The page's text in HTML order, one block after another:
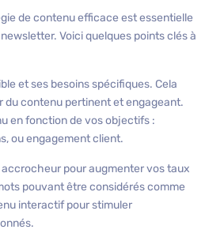
de contenu efficace est essentielle
Voici quelques points clés à
et ses besoins spécifiques. Cela
du contenu pertinent et engageant.
en fonction de vos objectifs :
ou engagement client.
pour augmenter vos taux
pouvant être considérés comme
interactif pour stimuler